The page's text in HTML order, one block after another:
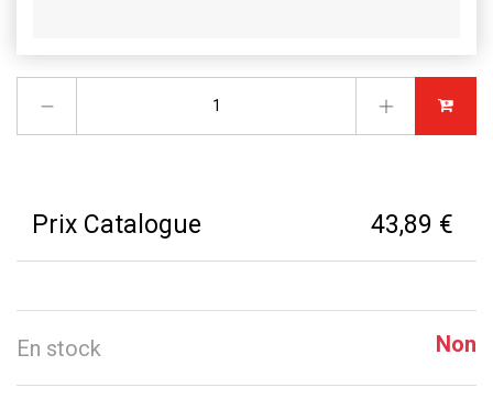
Prix Catalogue 43,89 €
En stock Non